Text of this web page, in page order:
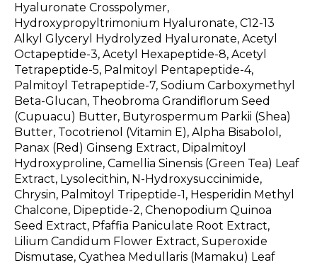
Hyaluronate Crosspolymer,
Hydroxypropyltrimonium Hyaluronate, C12-13
Alkyl Glyceryl Hydrolyzed Hyaluronate, Acetyl
Octapeptide-3, Acetyl Hexapeptide-8, Acetyl
Tetrapeptide-5, Palmitoyl Pentapeptide-4,
Palmitoyl Tetrapeptide-7, Sodium Carboxymethyl
Beta-Glucan, Theobroma Grandiflorum Seed
(Cupuacu) Butter, Butyrospermum Parkii (Shea)
Butter, Tocotrienol (Vitamin E), Alpha Bisabolol,
Panax (Red) Ginseng Extract, Dipalmitoyl
Hydroxyproline, Camellia Sinensis (Green Tea) Leaf
Extract, Lysolecithin, N-Hydroxysuccinimide,
Chrysin, Palmitoyl Tripeptide-1, Hesperidin Methyl
Chalcone, Dipeptide-2, Chenopodium Quinoa
Seed Extract, Pfaffia Paniculate Root Extract,
Lilium Candidum Flower Extract, Superoxide
Dismutase, Cyathea Medullaris (Mamaku) Leaf